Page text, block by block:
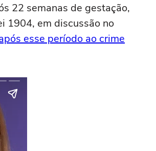
22 semanas de gestação,
1904, em discussão no
esse período ao crime